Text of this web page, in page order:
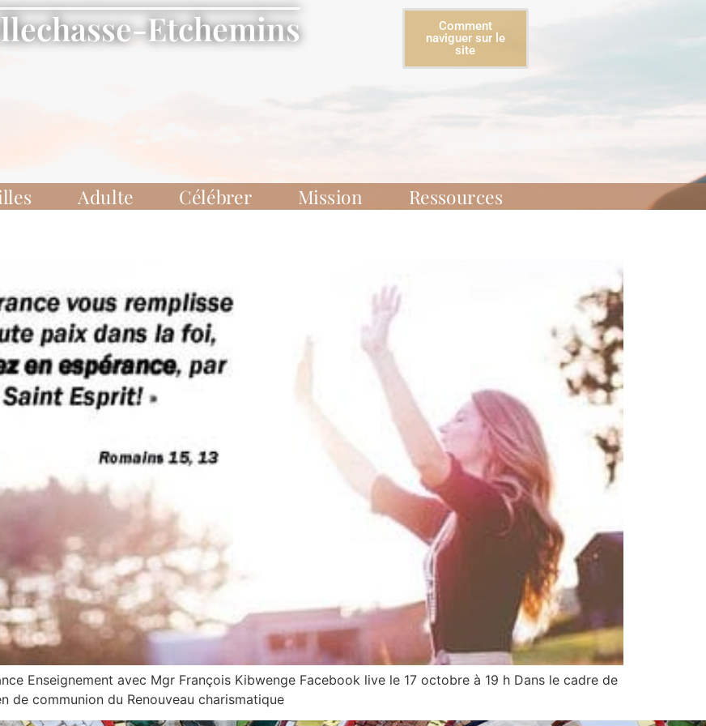
Etchemins
Comment
naviguer sur le
site
Adulte Célébrer Mission Ressources
Enseignement avec Mgr François Kibwenge Facebook live le 17 octobre à 19 h Dans le cadre de
de communion du Renouveau charismatique